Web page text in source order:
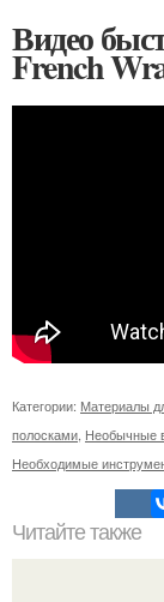
Видео
French
Категории: Материалы
полосками Необычные
Необходимые
Читайте также